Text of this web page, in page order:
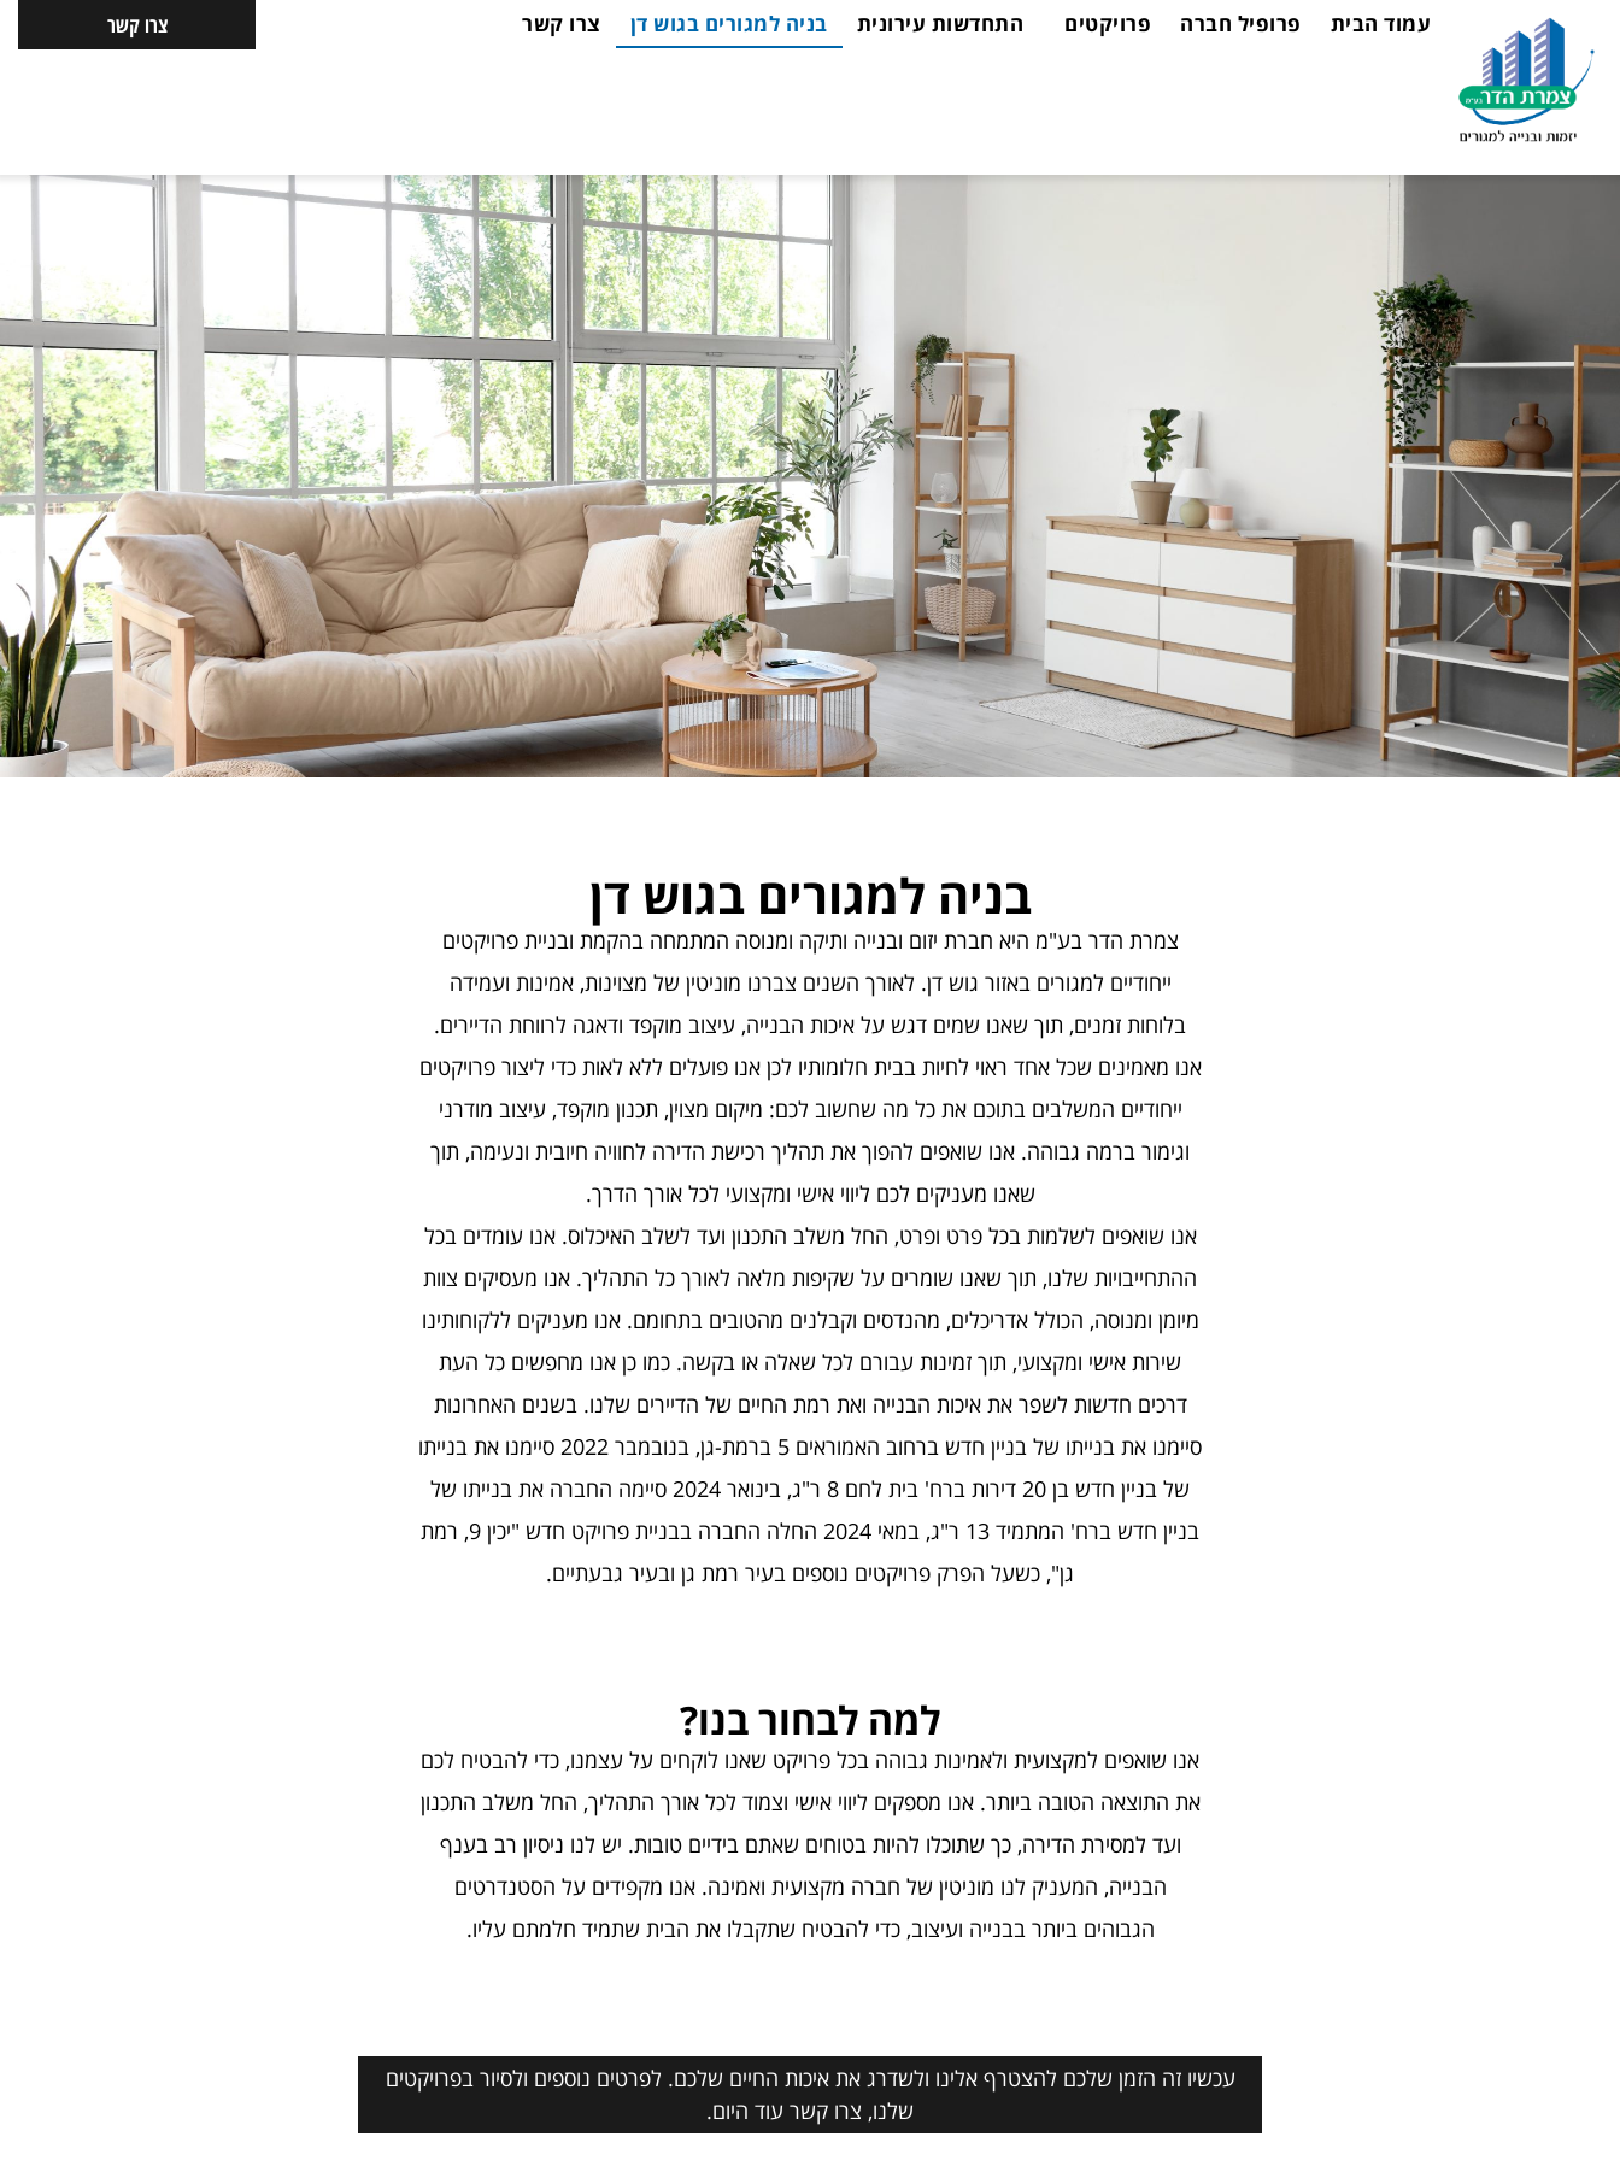
עמוד הבית פרופיל חברה פרויקטים התחדשות עירונית בניה למגורים בגוש דן צרו קשר צרו קשר
בניה למגורים בגוש דן
צמרת הדר בע"מ היא חברת יזום ובנייה ותיקה ומנוסה המתמחה בהקמת ובניית פרויקטים
ייחודיים למגורים באזור גוש דן. לאורך השנים צברנו מוניטין של מצוינות, אמינות ועמידה
בלוחות זמנים, תוך שאנו שמים דגש על איכות הבנייה, עיצוב מוקפד ודאגה לרווחת הדיירים.
אנו מאמינים שכל אחד ראוי לחיות בבית חלומותיו לכן אנו פועלים ללא לאות כדי ליצור פרויקטים
ייחודיים המשלבים בתוכם את כל מה שחשוב לכם: מיקום מצוין, תכנון מוקפד, עיצוב מודרני
וגימור ברמה גבוהה. אנו שואפים להפוך את תהליך רכישת הדירה לחוויה חיובית ונעימה, תוך
שאנו מעניקים לכם ליווי אישי ומקצועי לכל אורך הדרך.
אנו שואפים לשלמות בכל פרט ופרט, החל משלב התכנון ועד לשלב האיכלוס. אנו עומדים בכל
ההתחייבויות שלנו, תוך שאנו שומרים על שקיפות מלאה לאורך כל התהליך. אנו מעסיקים צוות
מיומן ומנוסה, הכולל אדריכלים, מהנדסים וקבלנים מהטובים בתחומם. אנו מעניקים ללקוחותינו
שירות אישי ומקצועי, תוך זמינות עבורם לכל שאלה או בקשה. כמו כן אנו מחפשים כל העת
דרכים חדשות לשפר את איכות הבנייה ואת רמת החיים של הדיירים שלנו. בשנים האחרונות
סיימנו את בנייתו של בניין חדש ברחוב האמוראים 5 ברמת-גן, בנובמבר 2022 סיימנו את בנייתו
של בניין חדש בן 20 דירות ברח' בית לחם 8 ר"ג, בינואר 2024 סיימה החברה את בנייתו של
בניין חדש ברח' המתמיד 13 ר"ג, במאי 2024 החלה החברה בבניית פרויקט חדש "יכין 9, רמת
גן", כשעל הפרק פרויקטים נוספים בעיר רמת גן ובעיר גבעתיים.
למה לבחור בנו?
אנו שואפים למקצועית ולאמינות גבוהה בכל פרויקט שאנו לוקחים על עצמנו, כדי להבטיח לכם
את התוצאה הטובה ביותר. אנו מספקים ליווי אישי וצמוד לכל אורך התהליך, החל משלב התכנון
ועד למסירת הדירה, כך שתוכלו להיות בטוחים שאתם בידיים טובות. יש לנו ניסיון רב בענף
הבנייה, המעניק לנו מוניטין של חברה מקצועית ואמינה. אנו מקפידים על הסטנדרטים
הגבוהים ביותר בבנייה ועיצוב, כדי להבטיח שתקבלו את הבית שתמיד חלמתם עליו.
עכשיו זה הזמן שלכם להצטרף אלינו ולשדרג את איכות החיים שלכם. לפרטים נוספים ולסיור בפרויקטים
שלנו, צרו קשר עוד היום.